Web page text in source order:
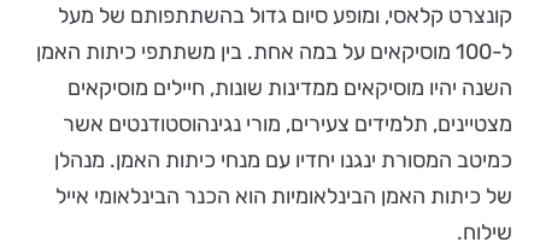
קונצרט קלאסי, ומופע סיום גדול בהשתתפותם של מעל
ל-100 מוסיקאים על במה אחת. בין משתתפי כיתות האמן
השנה יהיו מוסיקאים ממדינות שונות, חיילים מוסיקאים
מצטיינים, תלמידים צעירים, מורי נגינהוסטודנטים אשר
כמיטב המסורת ינגנו יחדיו עם מנחי כיתות האמן. מנהלן
של כיתות האמן הבינלאומיות הוא הכנר הבינלאומי אייל
שילוח.